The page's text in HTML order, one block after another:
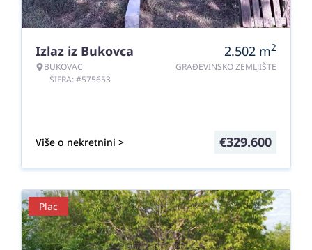
Izlaz iz Bukovca
BUKOVAC
ŠIFRA: #575653
2.502 m2
GRAĐEVINSKO ZEMLJIŠTE
Više o nekretnini > €329.600
Plac